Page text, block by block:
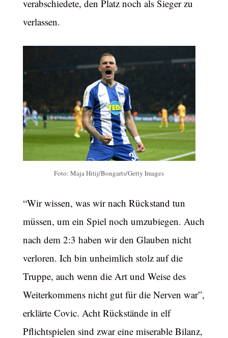
verabschiedete, den Platz noch als Sieger zu
verlassen.
Foto: Maja Hitij/Bongarts/Getty Images
“Wir wissen, was wir nach Rückstand tun
müssen, um ein Spiel noch umzubiegen. Auch
nach dem 2:3 haben wir den Glauben nicht
verloren. Ich bin unheimlich stolz auf die
Truppe, auch wenn die Art und Weise des
Weiterkommens nicht gut für die Nerven war”,
erklärte Covic. Acht Rückstände in elf
Pflichtspielen sind zwar eine miserable Bilanz,